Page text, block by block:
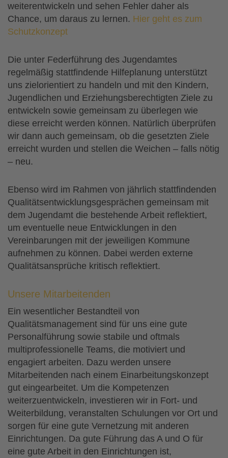
weiterentwickeln und sehen Fehler daher als
Chance, um daraus zu lernen. Hier geht es zum
Schutzkonzept
Die unter Federführung des Jugendamtes
regelmäßig stattfindende Hilfeplanung unterstützt
uns zielorientiert zu handeln und mit den Kindern,
Jugendlichen und Erziehungsberechtigten Ziele zu
entwickeln sowie gemeinsam zu überlegen wie
diese erreicht werden können. Natürlich überprüfen
wir dann auch gemeinsam, ob die gesetzten Ziele
erreicht wurden und stellen die Weichen – falls nötig
– neu.
Ebenso wird im Rahmen von jährlich stattfindenden
Qualitätsentwicklungsgesprächen gemeinsam mit
dem Jugendamt die bestehende Arbeit reflektiert,
um eventuelle neue Entwicklungen in den
Vereinbarungen mit der jeweiligen Kommune
aufnehmen zu können. Dabei werden externe
Qualitätsansprüche kritisch reflektiert.
Unsere Mitarbeitenden
Ein wesentlicher Bestandteil von
Qualitätsmanagement sind für uns eine gute
Personalführung sowie stabile und oftmals
multiprofessionelle Teams, die motiviert und
engagiert arbeiten. Dazu werden unsere
Mitarbeitenden nach einem Einarbeitungskonzept
gut eingearbeitet. Um die Kompetenzen
weiterzuentwickeln, investieren wir in Fort- und
Weiterbildung, veranstalten Schulungen vor Ort und
sorgen für eine gute Vernetzung mit anderen
Einrichtungen. Da gute Führung das A und O für
eine gute Arbeit in den Einrichtungen ist,